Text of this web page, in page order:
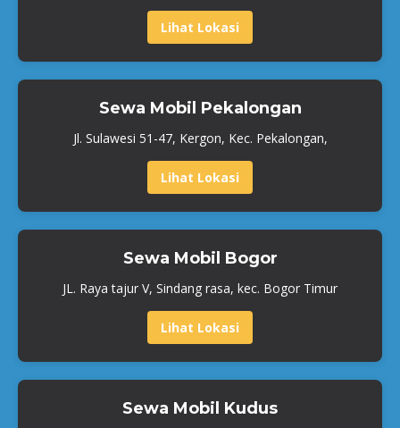
Lihat Lokasi
Sewa Mobil Pekalongan
Jl. Sulawesi 51-47, Kergon, Kec. Pekalongan,
Lihat Lokasi
Sewa Mobil Bogor
JL. Raya tajur V, Sindang rasa, kec. Bogor Timur
Lihat Lokasi
Sewa Mobil Kudus